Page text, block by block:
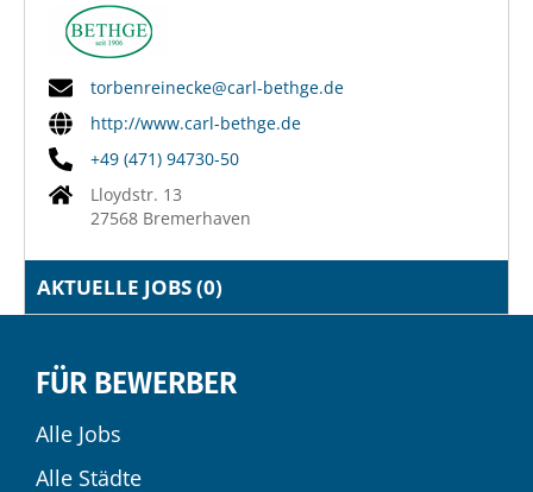
torbenreinecke@carl-bethge.de
http://www.carl-bethge.de
+49 (471) 94730-50
Lloydstr. 13
27568 Bremerhaven
AKTUELLE JOBS (0)
FÜR BEWERBER
Alle Jobs
Alle Städte